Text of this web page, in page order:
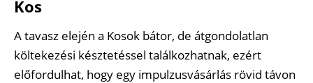
Kos
A tavasz elején a Kosok bátor, de átgondolatlan
költekezési késztetéssel találkozhatnak, ezért
előfordulhat, hogy egy impulzusvásárlás rövid távon